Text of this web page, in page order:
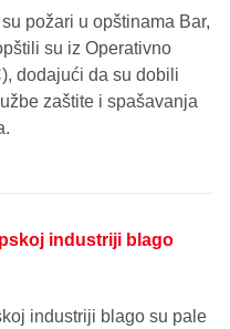
požari u opštinama Bar,
su iz Operativno
dodajući da su dobili
zaštite i spašavanja
industriji blago
industriji blago su pale